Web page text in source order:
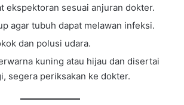
ekspektoran sesuai anjuran dokter.
agar tubuh dapat melawan infeksi.
dan polusi udara.
kuning atau hijau dan disertai
segera periksakan ke dokter.